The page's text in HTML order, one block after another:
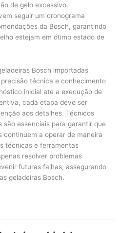
de gelo excessivo.
seguir um cronograma
da Bosch, garantindo
estejam em ótimo estado de
Bosch importadas
técnica e conhecimento
inicial até a execução de
cada etapa deve ser
aos detalhes. Técnicos
são essenciais para garantir que
continuem a operar de maneira
técnicas e ferramentas
resolver problemas
futuras falhas, assegurando
geladeiras Bosch.